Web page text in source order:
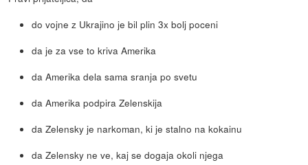
do vojne z Ukrajino je bil plin 3x bolj poceni
da je za vse to kriva Amerika
da Amerika dela sama sranja po svetu
da Amerika podpira Zelenskija
da Zelensky je narkoman, ki je stalno na kokainu
da Zelensky ne ve, kaj se dogaja okoli njega